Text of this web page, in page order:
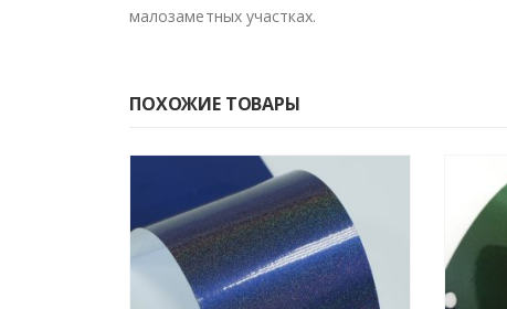
малозаметных участках.
ПОХОЖИЕ ТОВАРЫ